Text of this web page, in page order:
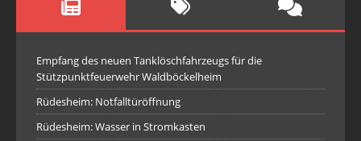
Empfang des neuen Tanklöschfahrzeugs für die
Stützpunktfeuerwehr Waldböckelheim
Rüdesheim: Notfalltüröffnung
Rüdesheim: Wasser in Stromkasten